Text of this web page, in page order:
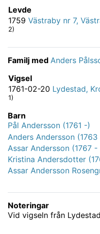
Levde
1759 Västraby nr 7,
2)
Familj med Anders
Vigsel
1761-02-20 Lydestad,
1)
Barn
Pål Andersson (1761 -)
Anders Andersson (1763
Assar Andersson (1767 -
Kristina Andersdotter
Assar Andersson
Noteringar
Vid vigseln från Lydestad